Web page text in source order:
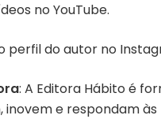
no YouTube.
perfil do autor no
: A Editora Hábito é
inovem e respondam